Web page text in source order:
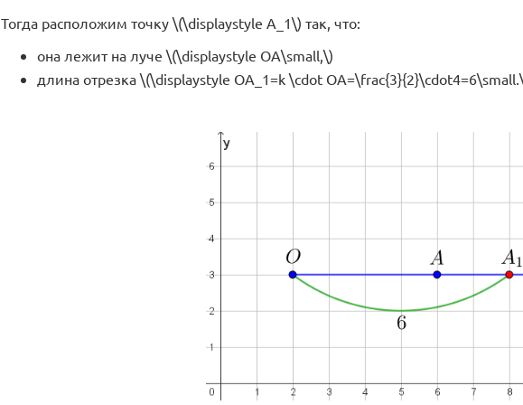
Тогда расположим точку \(\displaystyle A_1\) так, что:
она лежит на луче \(\displaystyle OA\small,\)
длина отрезка \(\displaystyle OA_1=k \cdot